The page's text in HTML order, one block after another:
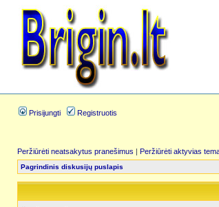
Prisijungti Registruotis
Peržiūrėti neatsakytus pranešimus | Peržiūrėti aktyvias
Pagrindinis diskusijų puslapis